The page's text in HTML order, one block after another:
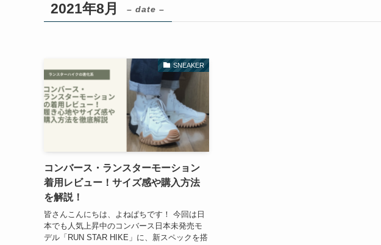
2021年8月 – date –
SNEAKER
コンバース・ランスターモーション
着用レビュー！サイズ感や購入方法
を解説！
皆さんこんにちは、よねぱちです！ 今回は日
本でも人気上昇中のコンバース日本未発売モ
デル「RUN STAR HIKE」に、新スペックを搭